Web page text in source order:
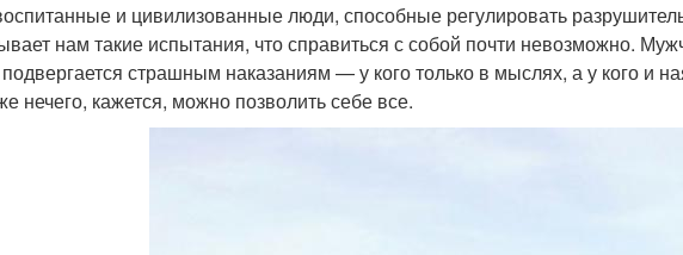
и цивилизованные люди, способные регулировать
нам такие испытания, что справиться с собой почти невозможно.
страшным наказаниям — у кого только в мыслях, а у кого и
нечего, кажется, можно позволить себе все.